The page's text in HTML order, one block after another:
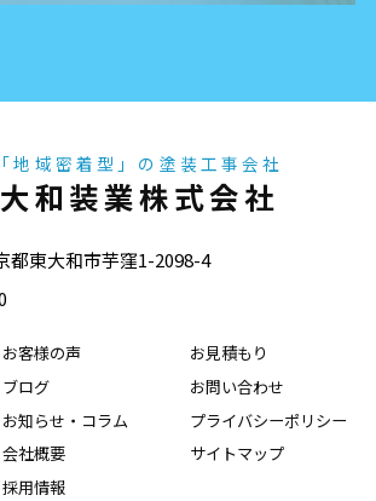
「地域密着型」の塗装工事会社
大和装業株式会社
東大和市芋窪1-2098-4
お客様の声
ブログ
お知らせ・コラム
会社概要
採用情報
お見積もり
お問い合わせ
プライバシーポリシー
サイトマップ